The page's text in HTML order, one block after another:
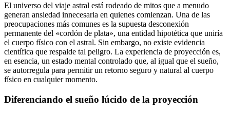
El universo del viaje astral está rodeado de mitos que a menudo
generan ansiedad innecesaria en quienes comienzan. Una de las
preocupaciones más comunes es la supuesta desconexión
permanente del «cordón de plata», una entidad hipotética que uniría
el cuerpo físico con el astral. Sin embargo, no existe evidencia
científica que respalde tal peligro. La experiencia de proyección es,
en esencia, un estado mental controlado que, al igual que el sueño,
se autorregula para permitir un retorno seguro y natural al cuerpo
físico en cualquier momento.
Diferenciando el sueño lúcido de la proyección